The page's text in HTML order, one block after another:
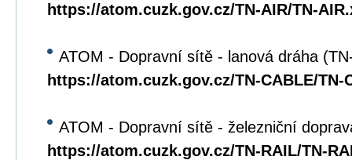
https://atom.cuzk.gov.cz/TN-AIR/TN-
ATOM - Dopravní sítě - lanová dráha
https://atom.cuzk.gov.cz/TN-CABLE/TN-
ATOM - Dopravní sítě - železniční
https://atom.cuzk.gov.cz/TN-RAIL/TN-